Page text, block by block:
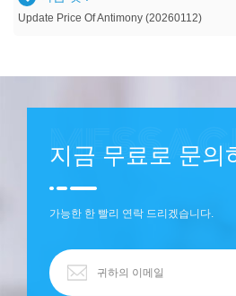
Update Price Of Antimony (20260112)
지금 무료로 문의
가능한 한 빨리 연락 드리겠습니다.